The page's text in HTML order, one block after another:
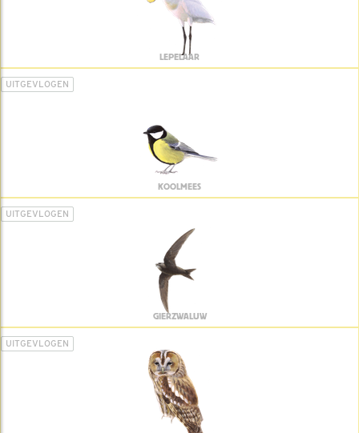
LEPELAAR
UITGEVLOGEN
KOOLMEES
UITGEVLOGEN
GIERZWALUW
UITGEVLOGEN